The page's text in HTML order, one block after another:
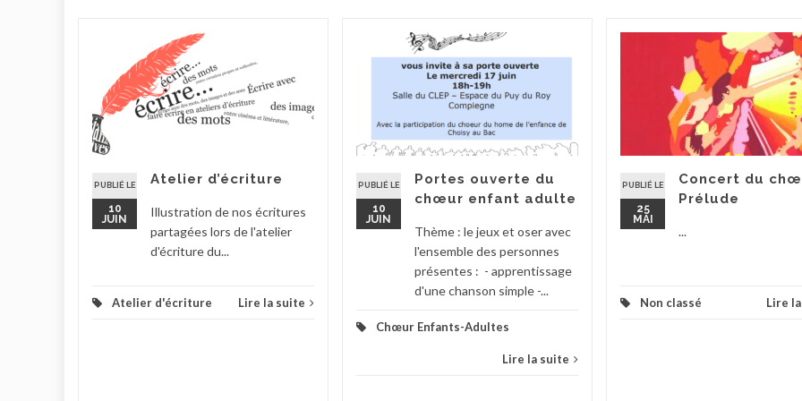
PUBLIÉ LE
10
JUIN
Atelier d’écriture
Illustration de nos écritures
partagées lors de l'atelier
d'écriture du...
Atelier d'écriture Lire la suite
PUBLIÉ LE
10
JUIN
Portes ouverte du
chœur enfant adulte
Thème : le jeux et oser avec
l'ensemble des personnes
présentes : - apprentissage
d'une chanson simple -...
Chœur Enfants-Adultes
Lire la suite
PUBLIÉ LE
25
MAI
Concert du
Prélude
...
Non classé Lire